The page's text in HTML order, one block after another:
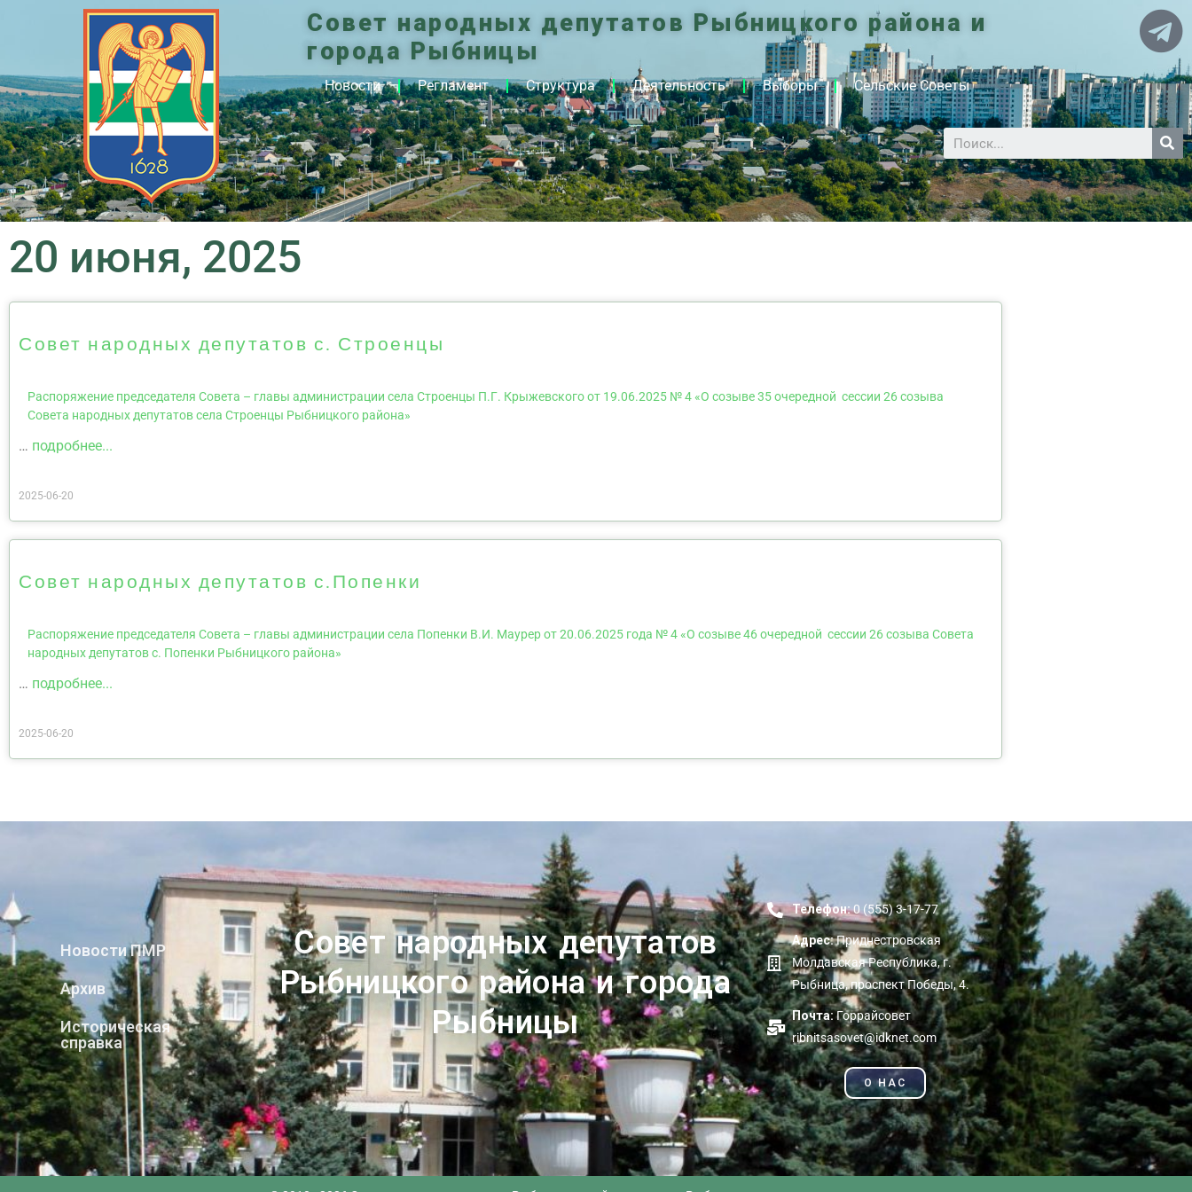
Совет народных депутатов Рыбницкого района и
города Рыбницы
Новости Регламент Структура Деятельность Выборы Сельские Советы
20 июня, 2025
Совет народных депутатов с. Строенцы
Распоряжение председателя Совета – главы администрации села Строенцы П.Г. Крыжевского от 19.06.2025 № 4 «О созыве 35 очередной сессии 26 созыва
Совета народных депутатов села Строенцы Рыбницкого района»
… подробнее...
2025-06-20
Совет народных депутатов с.Попенки
Распоряжение председателя Совета – главы администрации села Попенки В.И. Маурер от 20.06.2025 года № 4 «О созыве 46 очередной сессии 26 созыва Совета
народных депутатов с. Попенки Рыбницкого района»
… подробнее...
2025-06-20
Новости ПМР
Архив
Историческая
справка
Совет народных депутатов
Рыбницкого района и города
Рыбницы
Телефон:0 (555) 3-17-77
Адрес:Приднестровская
Молдавская Республика, г.
Рыбница, проспект Победы, 4.
Почта:Горрайсовет
ribnitsasovet@idknet.com
О НАС